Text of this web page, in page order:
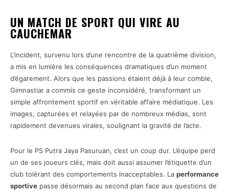
UN MATCH DE SPORT QUI VIRE AU
CAUCHEMAR
L’incident, survenu lors d’une rencontre de la quatrième division,
a mis en lumière les conséquences dramatiques d’un moment
d’égarement. Alors que les passions étaient déjà à leur comble,
Gimnastiar a commis ce geste inconsidéré, transformant un
simple affrontement sportif en véritable affaire médiatique. Les
images, capturées et relayées par de nombreux médias, sont
rapidement devenues virales, soulignant la gravité de l’acte.
Pour le PS Putra Jaya Pasuruan, c’est un coup dur. L’équipe perd
un de ses joueurs clés, mais doit aussi assumer l’étiquette d’un
club tolérant des comportements inacceptables. La performance
sportive passe désormais au second plan face aux questions de